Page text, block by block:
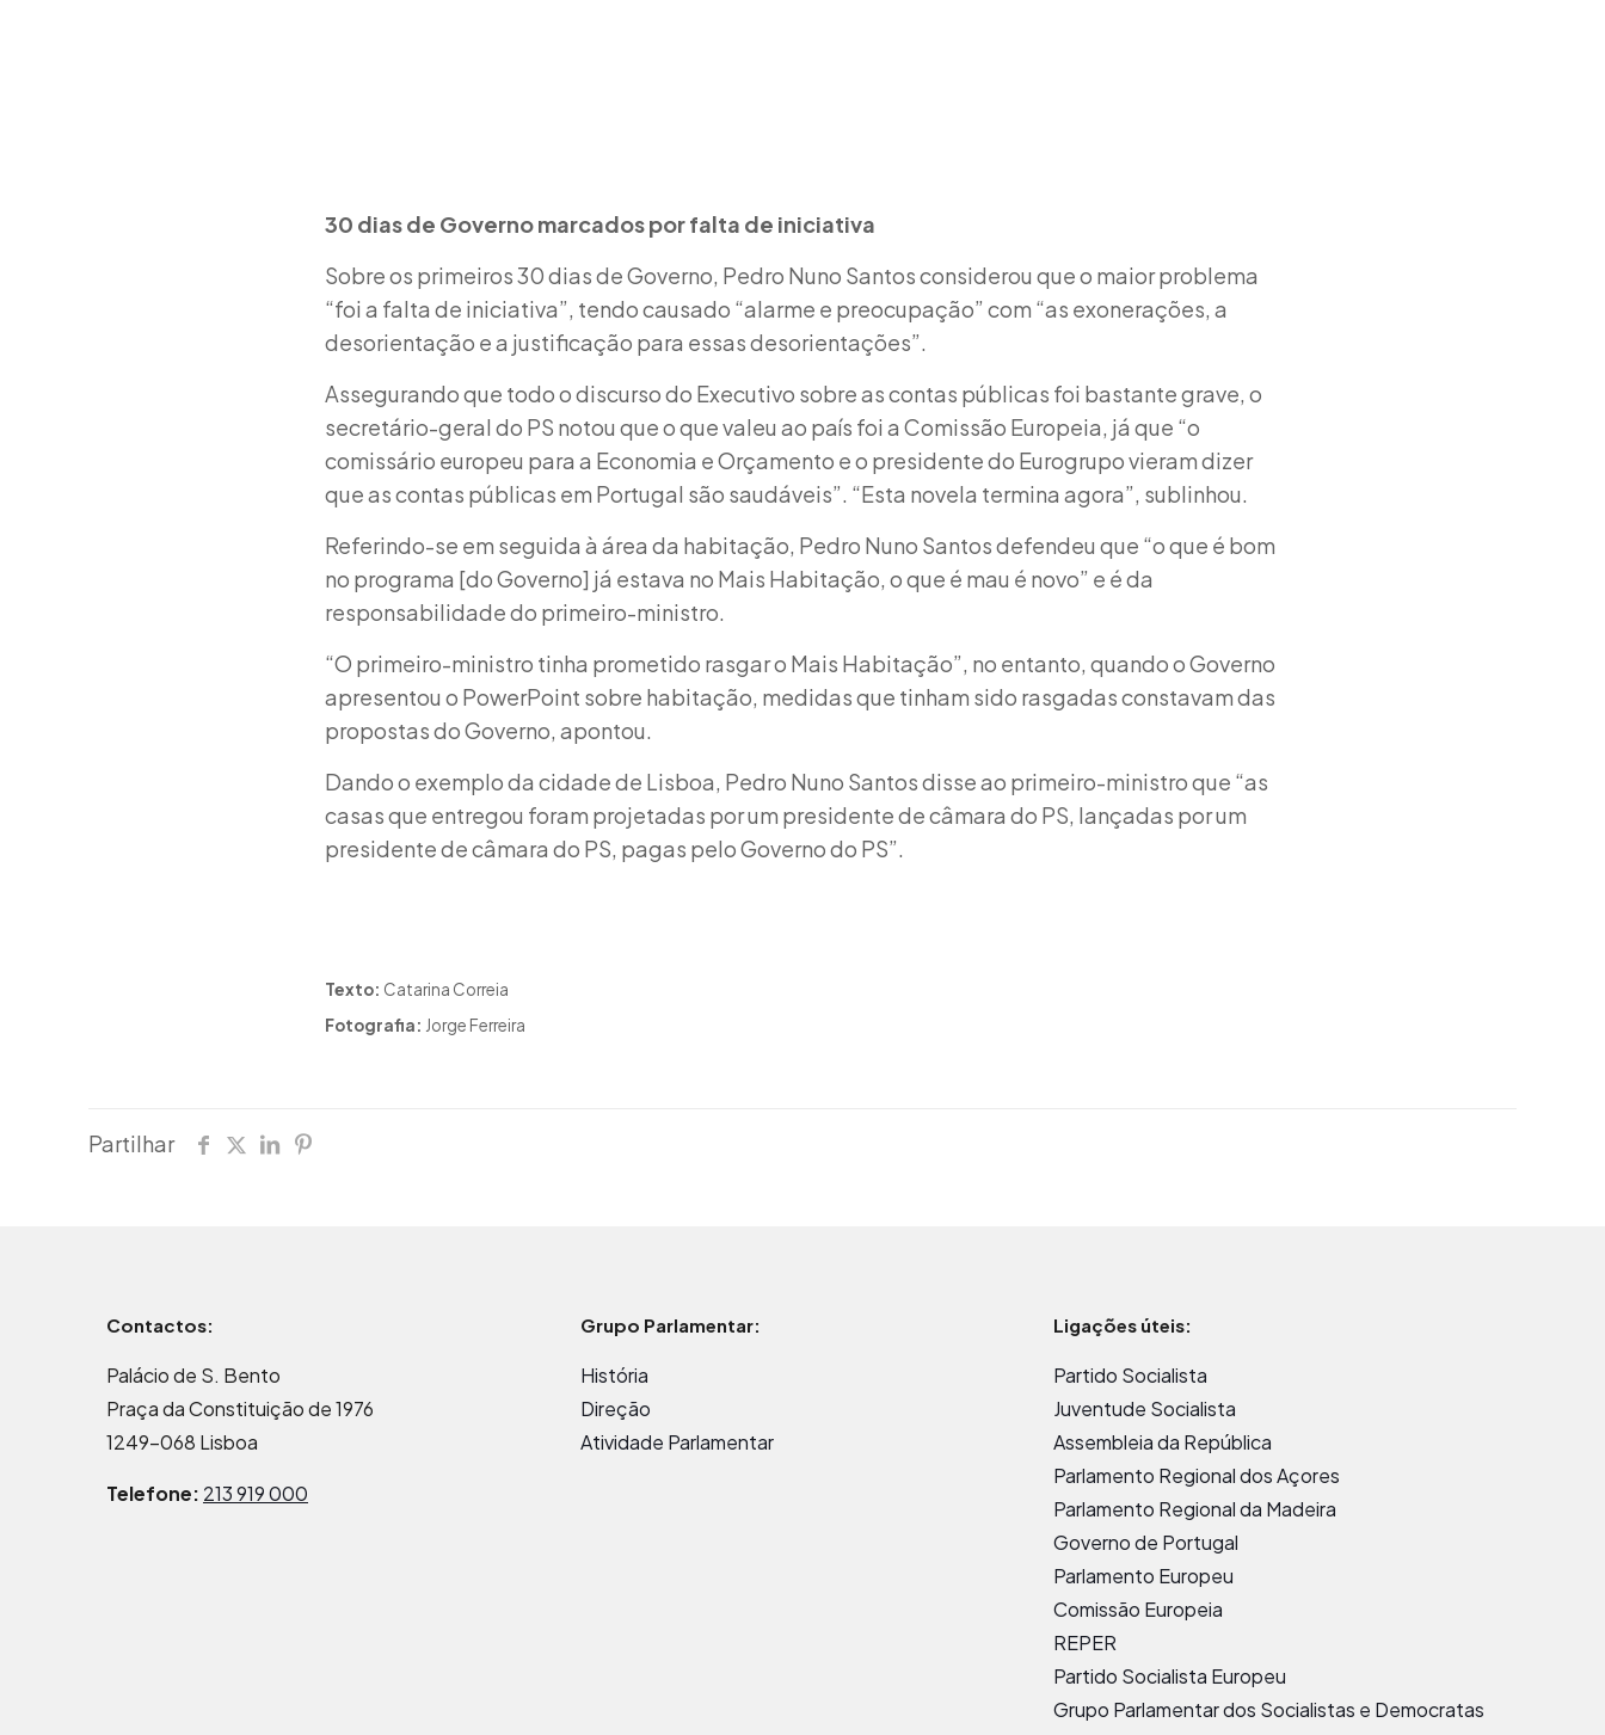
30 dias de Governo marcados por falta de iniciativa
Sobre os primeiros 30 dias de Governo, Pedro Nuno Santos considerou que o maior problema
“foi a falta de iniciativa”, tendo causado “alarme e preocupação” com “as exonerações, a
desorientação e a justificação para essas desorientações”.
Assegurando que todo o discurso do Executivo sobre as contas públicas foi bastante grave, o
secretário-geral do PS notou que o que valeu ao país foi a Comissão Europeia, já que “o
comissário europeu para a Economia e Orçamento e o presidente do Eurogrupo vieram dizer
que as contas públicas em Portugal são saudáveis”. “Esta novela termina agora”, sublinhou.
Referindo-se em seguida à área da habitação, Pedro Nuno Santos defendeu que “o que é bom
no programa [do Governo] já estava no Mais Habitação, o que é mau é novo” e é da
responsabilidade do primeiro-ministro.
“O primeiro-ministro tinha prometido rasgar o Mais Habitação”, no entanto, quando o Governo
apresentou o PowerPoint sobre habitação, medidas que tinham sido rasgadas constavam das
propostas do Governo, apontou.
Dando o exemplo da cidade de Lisboa, Pedro Nuno Santos disse ao primeiro-ministro que “as
casas que entregou foram projetadas por um presidente de câmara do PS, lançadas por um
presidente de câmara do PS, pagas pelo Governo do PS”.
Texto: Catarina Correia
Fotografia: Jorge Ferreira
Partilhar
Contactos:
Palácio de S. Bento
Praça da Constituição de 1976
1249-068 Lisboa
Telefone: 213 919 000
Grupo Parlamentar:
História
Direção
Atividade Parlamentar
Ligações úteis:
Partido Socialista
Juventude Socialista
Assembleia da República
Parlamento Regional dos Açores
Parlamento Regional da Madeira
Governo de Portugal
Parlamento Europeu
Comissão Europeia
REPER
Partido Socialista Europeu
Grupo Parlamentar dos Socialistas e Democratas